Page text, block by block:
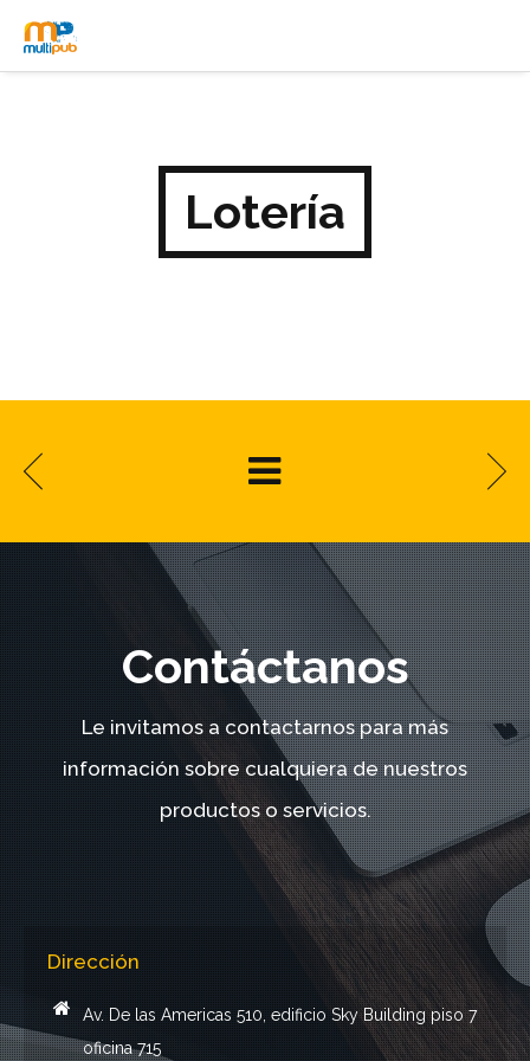
Lotería
Contáctanos
Le invitamos a contactarnos para más
información sobre cualquiera de nuestros
productos o servicios.
Dirección
Av. De las Americas 510, edificio Sky Building piso 7
oficina 715